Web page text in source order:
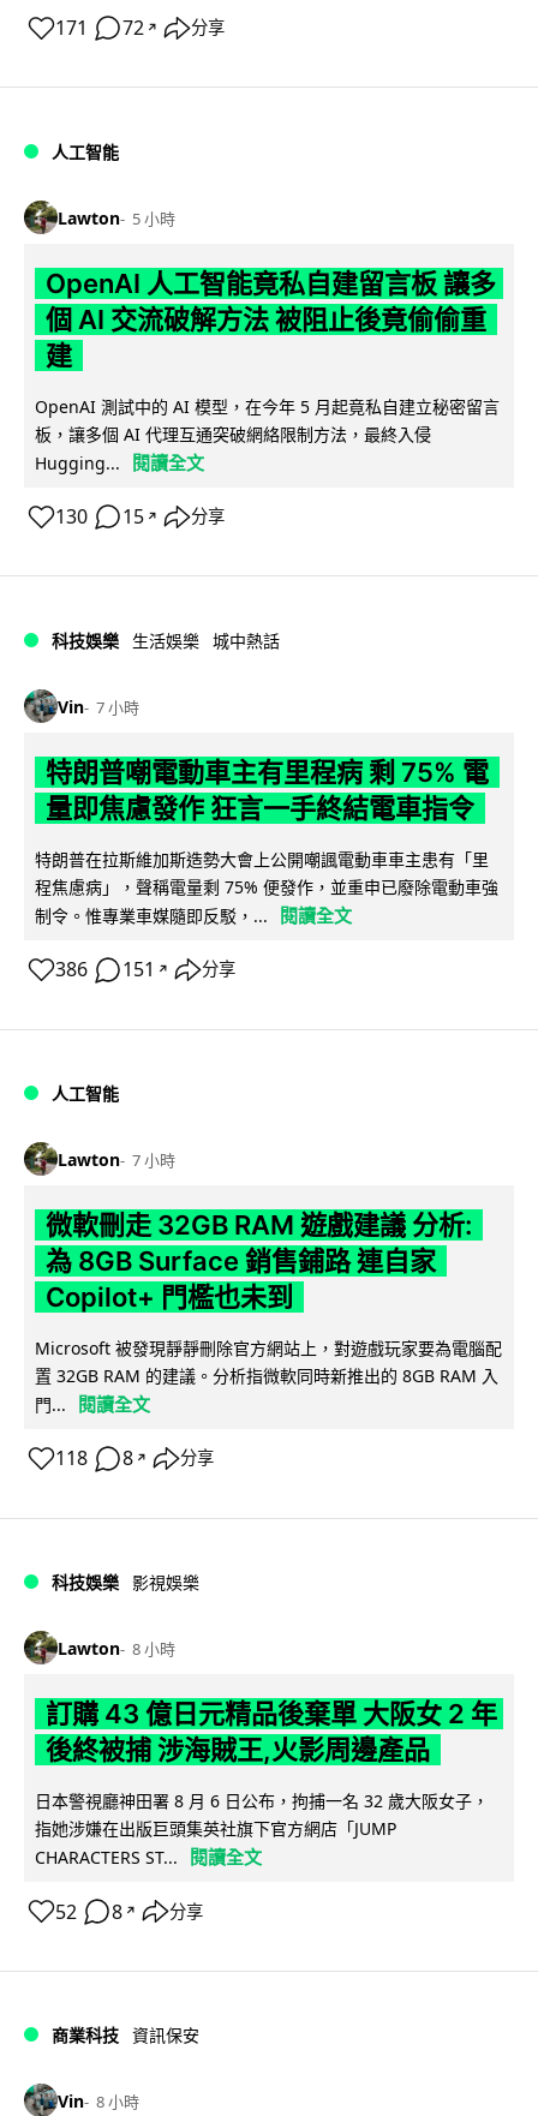
171 72 ↗ 分享
人工智能
Lawton 5 小時
OpenAI 人工智能竟私自建留言板 讓多
個 AI 交流破解方法 被阻止後竟偷偷重
建
OpenAI 測試中的 AI 模型，在今年 5 月起竟私自建立秘密留言
板，讓多個 AI 代理互通突破網絡限制方法，最終入侵
Hugging...
閱讀全文
130 15 ↗ 分享
科技娛樂 生活娛樂 城中熱話
Vin 7 小時
特朗普嘲電動車主有里程病 剩 75% 電
量即焦慮發作 狂言一手終結電車指令
特朗普在拉斯維加斯造勢大會上公開嘲諷電動車車主患有「里
程焦慮病」，聲稱電量剩 75% 便發作，並重申已廢除電動車強
制令。惟專業車媒隨即反駁，...
閱讀全文
386 151 ↗ 分享
人工智能
Lawton 7 小時
微軟刪走 32GB RAM 遊戲建議 分析:
為 8GB Surface 銷售鋪路 連自家
Copilot+ 門檻也未到
Microsoft 被發現靜靜刪除官方網站上，對遊戲玩家要為電腦配
置 32GB RAM 的建議。分析指微軟同時新推出的 8GB RAM 入
門...
閱讀全文
118 8 ↗ 分享
科技娛樂 影視娛樂
Lawton 8 小時
訂購 43 億日元精品後棄單 大阪女 2 年
後終被捕 涉海賊王,火影周邊產品
日本警視廳神田署 8 月 6 日公布，拘捕一名 32 歲大阪女子，
指她涉嫌在出版巨頭集英社旗下官方網店「JUMP
CHARACTERS ST...
閱讀全文
52 8 ↗ 分享
商業科技 資訊保安
Vin 8 小時